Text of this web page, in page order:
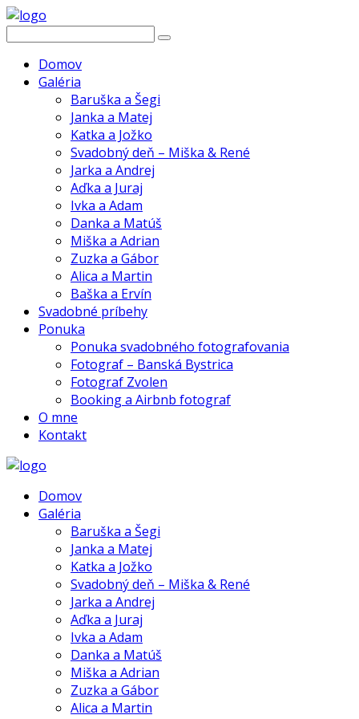
Domov
Galéria
Baruška a Šegi
Janka a Matej
Katka a Jožko
Svadobný deň – Miška & René
Jarka a Andrej
Aďka a Juraj
Ivka a Adam
Danka a Matúš
Miška a Adrian
Zuzka a Gábor
Alica a Martin
Baška a Ervín
Svadobné príbehy
Ponuka
Ponuka svadobného fotografovania
Fotograf – Banská Bystrica
Fotograf Zvolen
Booking a Airbnb fotograf
O mne
Kontakt
Domov
Galéria
Baruška a Šegi
Janka a Matej
Katka a Jožko
Svadobný deň – Miška & René
Jarka a Andrej
Aďka a Juraj
Ivka a Adam
Danka a Matúš
Miška a Adrian
Zuzka a Gábor
Alica a Martin